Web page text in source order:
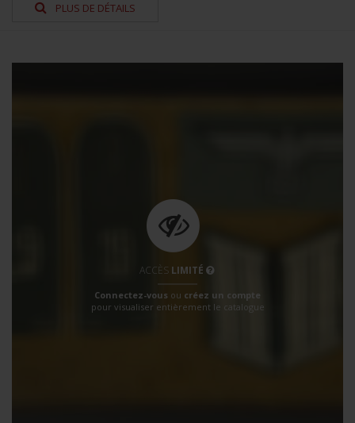
PLUS DE DÉTAILS
ACCÈS LIMITÉ
Connectez-vous ou créez un compte
pour visualiser entièrement le catalogue